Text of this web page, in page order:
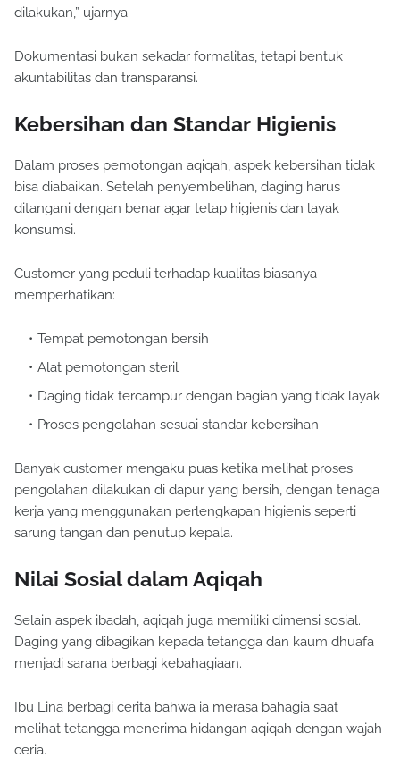
dilakukan,” ujarnya.
Dokumentasi bukan sekadar formalitas, tetapi bentuk
akuntabilitas dan transparansi.
Kebersihan dan Standar Higienis
Dalam proses pemotongan aqiqah, aspek kebersihan tidak
bisa diabaikan. Setelah penyembelihan, daging harus
ditangani dengan benar agar tetap higienis dan layak
konsumsi.
Customer yang peduli terhadap kualitas biasanya
memperhatikan:
Tempat pemotongan bersih
Alat pemotongan steril
Daging tidak tercampur dengan bagian yang tidak layak
Proses pengolahan sesuai standar kebersihan
Banyak customer mengaku puas ketika melihat proses
pengolahan dilakukan di dapur yang bersih, dengan tenaga
kerja yang menggunakan perlengkapan higienis seperti
sarung tangan dan penutup kepala.
Nilai Sosial dalam Aqiqah
Selain aspek ibadah, aqiqah juga memiliki dimensi sosial.
Daging yang dibagikan kepada tetangga dan kaum dhuafa
menjadi sarana berbagi kebahagiaan.
Ibu Lina berbagi cerita bahwa ia merasa bahagia saat
melihat tetangga menerima hidangan aqiqah dengan wajah
ceria.